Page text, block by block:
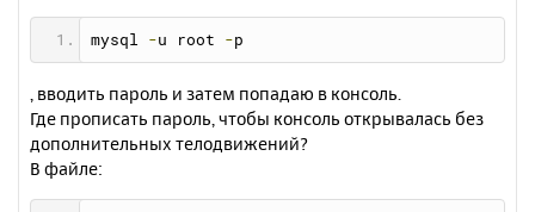
mysql -u root -p
, вводить пароль и затем попадаю в консоль.
Где прописать пароль, чтобы консоль открывалась без
дополнительных телодвижений?
В файле: